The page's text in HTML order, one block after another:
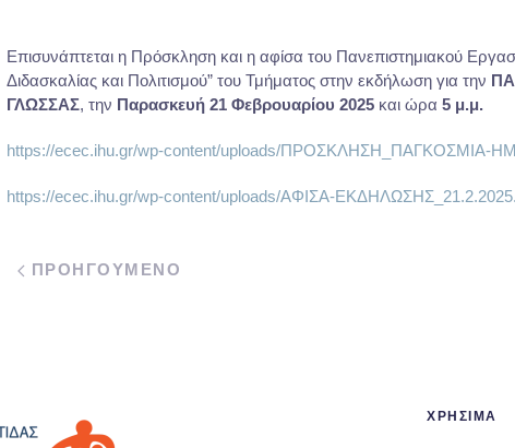
Επισυνάπτεται η Πρόσκληση και η αφίσα του Πανεπιστημιακού
Διδασκαλίας και Πολιτισμού” του Τμήματος στην εκδήλωση για την
ΓΛΩΣΣΑΣ, την Παρασκευή 21 Φεβρουαρίου 2025 και ώρα 5 μ.μ.
https://ecec.ihu.gr/wp-content/uploads/ΠΡΟΣΚΛΗΣΗ_ΠΑΓΚΟΣΜΙΑ-
https://ecec.ihu.gr/wp-content/uploads/ΑΦΙΣΑ-
ΠΡΟΗΓΟΥΜΕΝΟ
ΧΡΗΣΙΜΑ